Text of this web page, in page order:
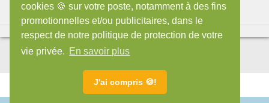
cookies 🍪 sur votre poste, notamment à des fins
promotionnelles et/ou publicitaires, dans le
respect de notre politique de protection de votre
vie privée. En savoir plus
J'ai compris 🍪!